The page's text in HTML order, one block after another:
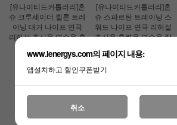
[유나이티드커틀러리]혼
슈 크루세이더 퀼론 트레
이닝 대거 나이프 연극
리허설 호신용 연습용 훈
￦77,000￦69,300
[유나이티드커틀러리]혼
슈 스파르탄 트레이닝 스
워드 나이프 연극 리허설
호신용 훈련용 연습용 칼
www.lenergys.com의 페이지 내용:
앱설치하고 할인쿠폰받기
취소